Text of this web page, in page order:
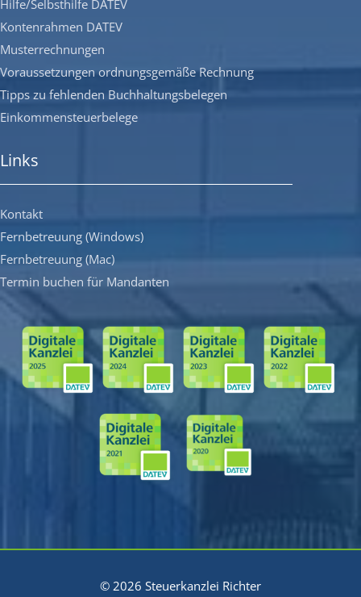
Hilfe/Selbsthilfe DATEV
Kontenrahmen DATEV
Musterrechnungen
Voraussetzungen ordnungsgemäße Rechnung
Tipps zu fehlenden Buchhaltungsbelegen
Einkommensteuerbelege
Links
Kontakt
Fernbetreuung (Windows)
Fernbetreuung (Mac)
Termin buchen für Mandanten
© 2026 Steuerkanzlei Richter